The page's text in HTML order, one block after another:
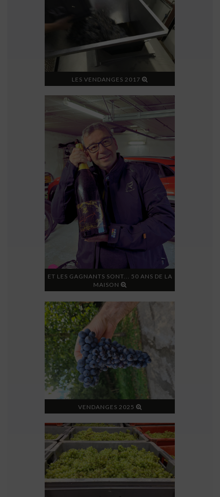
LES VENDANGES 2017
ET LES GAGNANTS SONT... 50 ANS DE LA
MAISON
VENDANGES 2025